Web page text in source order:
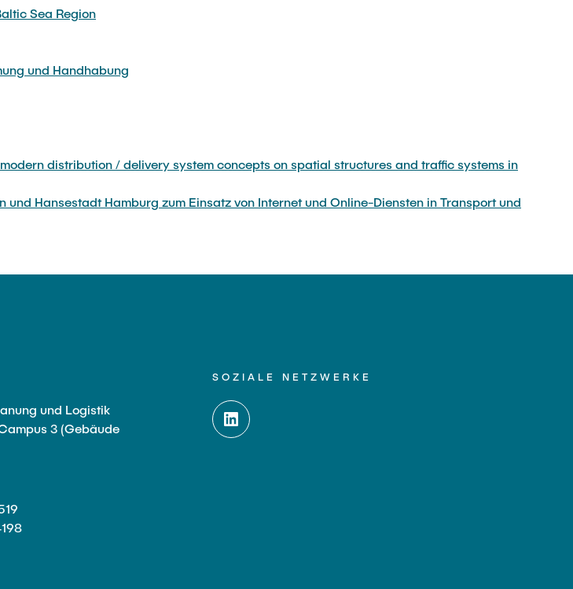
Sea Region
und Handhabung
distribution / delivery system concepts on spatial structures and traffic systems in
Hansestadt Hamburg zum Einsatz von Internet und Online-Diensten in Transport und
und Logistik
3 (Gebäude
SOZIALE NETZWERKE